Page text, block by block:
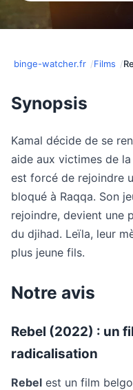
binge-watcher.fr Films
Synopsis
Kamal décide de se
aide aux victimes de
est forcé de rejoindre
bloqué à Raqqa. Son
rejoindre, devient une
du djihad. Leïla, leur
plus jeune fils.
Notre avis
Rebel (2022) : un
radicalisation
Rebel est un film